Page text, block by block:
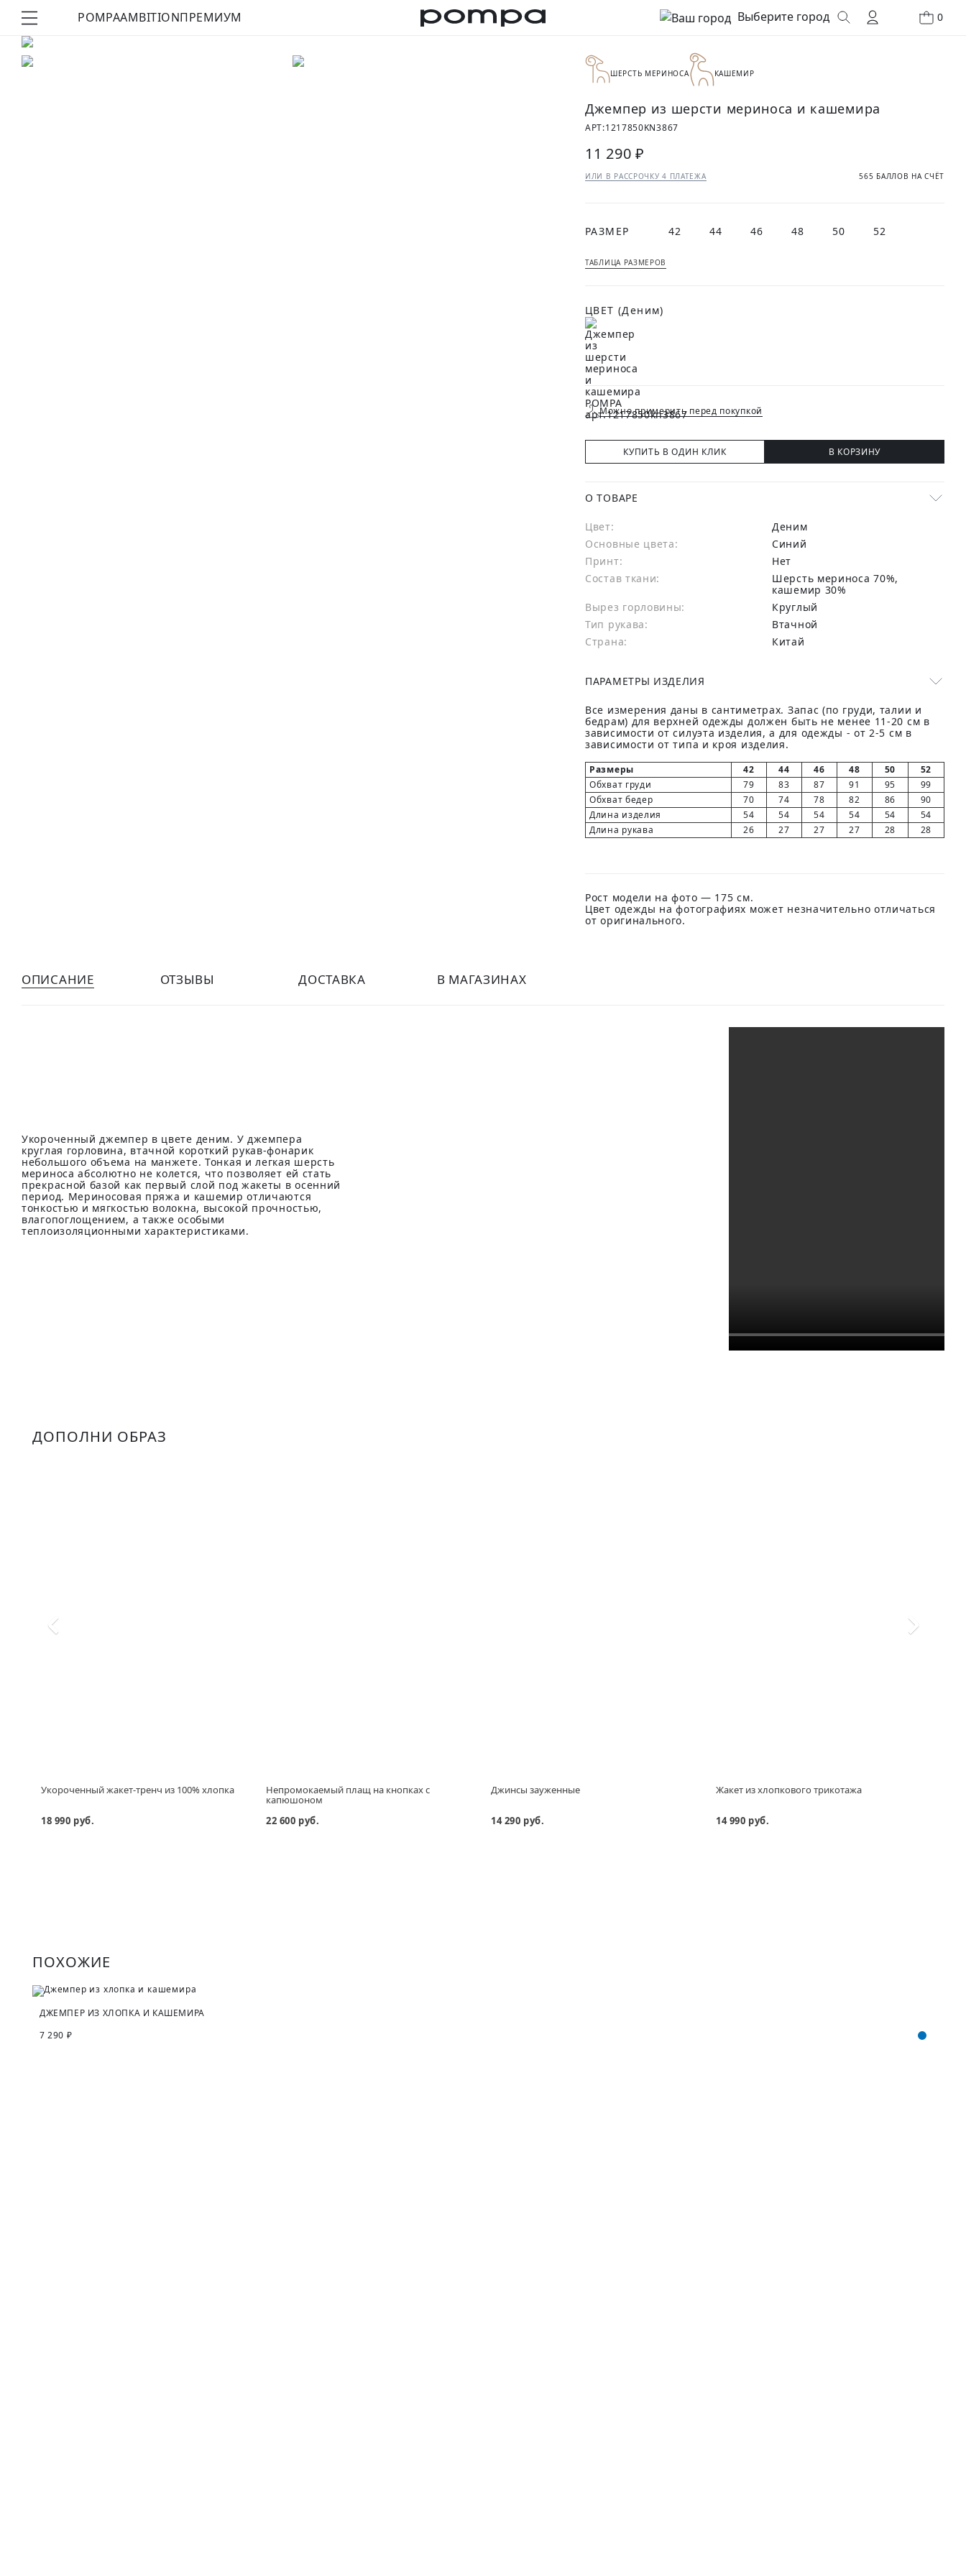
POMPAAMBITIONПРЕМИУМ Выберите город 0
ШЕРСТЬ МЕРИНОСА КАШЕМИР
Джемпер из шерсти мериноса и кашемира
АРТ:1217850KN3867
11 290 ₽
ИЛИ В РАССРОЧКУ 4 ПЛАТЕЖА 565 БАЛЛОВ НА СЧЁТ
РАЗМЕР 42 44 46 48 50 52
ТАБЛИЦА РАЗМЕРОВ
ЦВЕТ (Деним)
Можно примерить перед покупкой
КУПИТЬ В ОДИН КЛИК В КОРЗИНУ
О ТОВАРЕ
Цвет:
Деним
Основные цвета:
синий
Принт:
Нет
Состав ткани:
шерсть мериноса 70%,
кашемир 30%
Вырез горловины:
Круглый
Тип рукава:
Втачной
Страна:
Китай
ПАРАМЕТРЫ ИЗДЕЛИЯ
Все измерения даны в сантиметрах. Запас (по груди, талии и
бедрам) для верхней одежды должен быть не менее 11-20 см в
зависимости от силуэта изделия, а для одежды - от 2-5 см в
зависимости от типа и кроя изделия.
Размеры 42 44 46 48 50
52
Обхват груди
79 83 87 91 95
99
Обхват бедер
70 74 78 82 86
90
Длина изделия
54 54 54 54 54
54
Длина рукава
26 27 27 27 28 28
Рост модели на фото — 175 см.
Цвет одежды на фотографиях может незначительно отличаться
от оригинального.
ОПИСАНИЕ ОТЗЫВЫ ДОСТАВКА В МАГАЗИНАХ
Укороченный джемпер в цвете деним. У джемпера
круглая горловина, втачной короткий рукав-фонарик
небольшого объема на манжете. Тонкая и легкая шерсть
мериноса абсолютно не колется, что позволяет ей стать
прекрасной базой как первый слой под жакеты в осенний
период. Мериносовая пряжа и кашемир отличаются
тонкостью и мягкостью волокна, высокой прочностью,
влагопоглощением, а также особыми
теплоизоляционными характеристиками.
ДОПОЛНИ ОБРАЗ
Укороченный жакет-тренч из 100% хлопка
18 990 руб.
Непромокаемый плащ на кнопках с
капюшоном
22 600 руб.
Джинсы зауженные
14 290 руб.
Жакет из хлопкового трикотажа
14 990 руб.
ПОХОЖИЕ
ДЖЕМПЕР ИЗ ХЛОПКА И КАШЕМИРА
7 290 ₽